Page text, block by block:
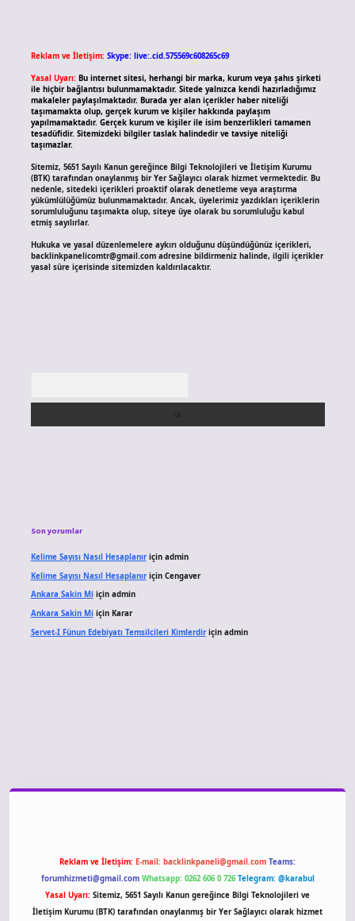
Reklam ve İletişim: Skype: live:.cid.575569c608265c69
Yasal Uyarı: Bu internet sitesi, herhangi bir marka, kurum veya şahıs şirketi
ile hiçbir bağlantısı bulunmamaktadır. Sitede yalnızca kendi hazırladığımız
makaleler paylaşılmaktadır. Burada yer alan içerikler haber niteliği
taşımamakta olup, gerçek kurum ve kişiler hakkında paylaşım
yapılmamaktadır. Gerçek kurum ve kişiler ile isim benzerlikleri tamamen
tesadüfidir. Sitemizdeki bilgiler taslak halindedir ve tavsiye niteliği
taşımazlar.
Sitemiz, 5651 Sayılı Kanun gereğince Bilgi Teknolojileri ve İletişim Kurumu
(BTK) tarafından onaylanmış bir Yer Sağlayıcı olarak hizmet vermektedir. Bu
nedenle, sitedeki içerikleri proaktif olarak denetleme veya araştırma
yükümlülüğümüz bulunmamaktadır. Ancak, üyelerimiz yazdıkları içeriklerin
sorumluluğunu taşımakta olup, siteye üye olarak bu sorumluluğu kabul
etmiş sayılırlar.
Hukuka ve yasal düzenlemelere aykırı olduğunu düşündüğünüz içerikleri,
backlinkpanelicomtr@gmail.comadresine bildirmeniz halinde, ilgili içerikler
yasal süre içerisinde sitemizden kaldırılacaktır.
Son yorumlar
Kelime Sayısı Nasıl Hesaplanıriçin admin
Kelime Sayısı Nasıl Hesaplanıriçin Cengaver
Ankara Sakin Miiçin admin
Ankara Sakin Miiçin Karar
Servet-I Fünun Edebiyatı Temsilcileri Kimlerdiriçin admin
Reklam ve İletişim: E-mail: backlinkpaneli@gmail.com Teams:
forumhizmeti@gmail.com Whatsapp: 0262 606 0 726 Telegram: @karabul
Yasal Uyarı: Sitemiz, 5651 Sayılı Kanun gereğince Bilgi Teknolojileri ve
İletişim Kurumu (BTK) tarafından onaylanmış bir Yer Sağlayıcı olarak hizmet